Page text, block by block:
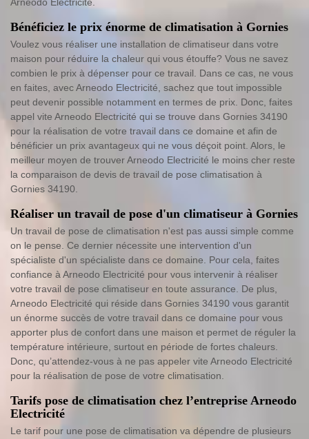
Bénéficiez le prix énorme de climatisation à Gornies
Voulez vous réaliser une installation de climatiseur dans votre
maison pour réduire la chaleur qui vous étouffe? Vous ne savez
combien le prix à dépenser pour ce travail. Dans ce cas, ne vous
en faites, avec Arneodo Electricité, sachez que tout impossible
peut devenir possible notamment en termes de prix. Donc, faites
appel vite Arneodo Electricité qui se trouve dans Gornies 34190
pour la réalisation de votre travail dans ce domaine et afin de
bénéficier un prix avantageux qui ne vous déçoit point. Alors, le
meilleur moyen de trouver Arneodo Electricité le moins cher reste
la comparaison de devis de travail de pose climatisation à
Gornies 34190.
Réaliser un travail de pose d'un climatiseur à Gornies
Un travail de pose de climatisation n'est pas aussi simple comme
on le pense. Ce dernier nécessite une intervention d'un
spécialiste d'un spécialiste dans ce domaine. Pour cela, faites
confiance à Arneodo Electricité pour vous intervenir à réaliser
votre travail de pose climatiseur en toute assurance. De plus,
Arneodo Electricité qui réside dans Gornies 34190 vous garantit
un énorme succès de votre travail dans ce domaine pour vous
apporter plus de confort dans une maison et permet de réguler la
température intérieure, surtout en période de fortes chaleurs.
Donc, qu’attendez-vous à ne pas appeler vite Arneodo Electricité
pour la réalisation de pose de votre climatisation.
Tarifs pose de climatisation chez l’entreprise Arneodo
Electricité
Le tarif pour une pose de climatisation va dépendre de plusieurs